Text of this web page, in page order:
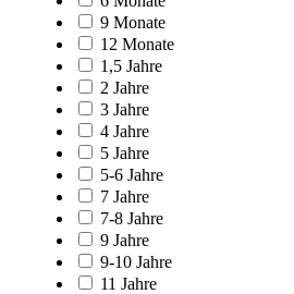
9 Monate
12 Monate
1,5 Jahre
2 Jahre
3 Jahre
4 Jahre
5 Jahre
5-6 Jahre
7 Jahre
7-8 Jahre
9 Jahre
9-10 Jahre
11 Jahre